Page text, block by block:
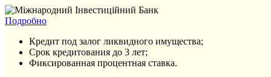
Подробно
Кредит под залог ликвидного имущества;
Срок кредитования до 3 лет;
Фиксированная процентная ставка.